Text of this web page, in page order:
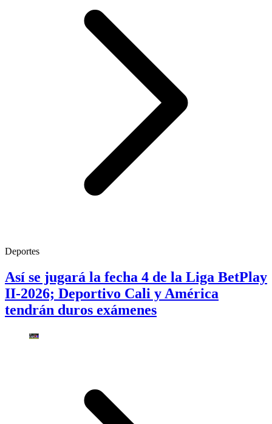
Deportes
Así se jugará la fecha 4 de la Liga BetPlay
II-2026; Deportivo Cali y América
tendrán duros exámenes